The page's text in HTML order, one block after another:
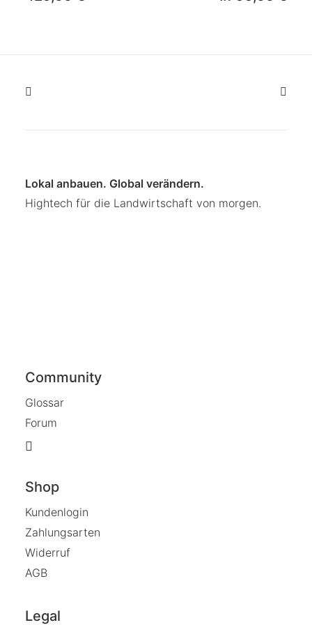
Lokal anbauen. Global verändern.
Hightech für die Landwirtschaft von morgen.
Community
Glossar
Forum
Shop
Kundenlogin
Zahlungsarten
Widerruf
AGB
Legal